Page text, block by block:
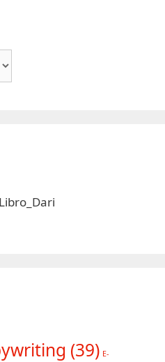
(39) E-